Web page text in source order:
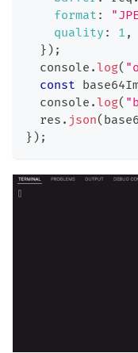
format :
quality : 1 ,
} ) ;
console . log(
const
console . log(
  res
. json(
} ) ;